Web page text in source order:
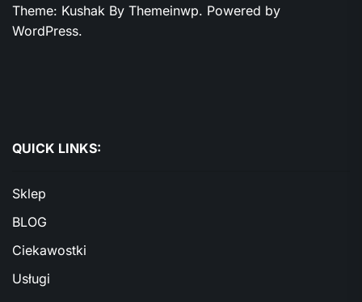
Theme: Kushak By Themeinwp. Powered by
WordPress.
QUICK LINKS:
Sklep
BLOG
Ciekawostki
Usługi